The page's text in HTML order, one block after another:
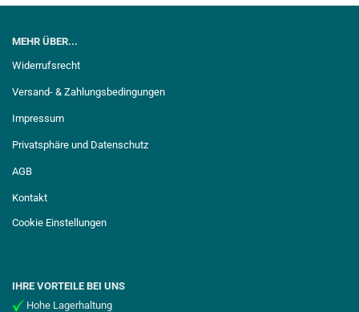
MEHR ÜBER...
Widerrufsrecht
Versand- & Zahlungsbedingungen
Impressum
Privatsphäre und Datenschutz
AGB
Kontakt
Cookie Einstellungen
IHRE VORTEILE BEI UNS
Hohe Lagerhaltung